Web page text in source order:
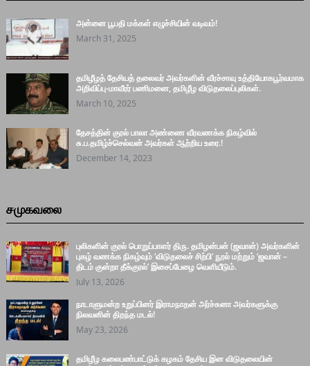
அன்னை பூபதி மக்கள் எழுச்சியின் வடிவம்!
March 31, 2025
தமிழீழத் தேசியத் தலைவர் அவர்களின் வீரச்சாவு உத்தியோகபூர்வமாக
அறிவிப்பு-மாவீரர் பணிமனை, தமிழீழ விடுதலைப்புலிகள்.
March 10, 2025
தேசத்தின் குரல் பாலா அண்ணை வீரவணக்க நிகழ்வில்
சு.ப.தமிழ்ச்செல்வன் அவர்கள் ஆற்றிய உரை.!
December 14, 2023
சமுகவலை
புலிகளின் குரல் பொறுப்பாளர் திரு. தமிழன்பன் (ஜவான்) அவர்களின்
புகழ் வணக்க நிகழ்வும் ‘விடுதலைச் சிற்பி’ நூல் மற்றும் ‘ஜவான் –
திடம் குன்றா தீக்குரல்’ இசைப்பேழை வெளியீடும்.
July 13, 2026
நாடாளுமன்ற உறுப்பினர் இராமநாதன் அர்ச்சுனா அவர்களுக்கு
நிலவனின் திறந்த மடல்!
May 23, 2026
தமிழீழ கலைபண்பாட்டுக் கழகம் தேசிய இன விடுதலையின்